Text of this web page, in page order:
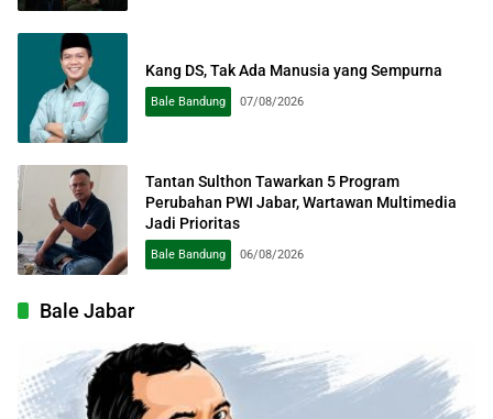
Kang DS, Tak Ada Manusia yang Sempurna
Bale Bandung 07/08/2026
Tantan Sulthon Tawarkan 5 Program
Perubahan PWI Jabar, Wartawan Multimedia
Jadi Prioritas
Bale Bandung 06/08/2026
Bale Jabar